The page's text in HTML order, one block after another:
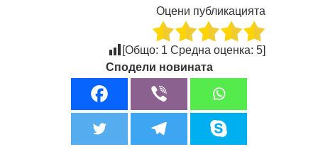
Оцени публикацията
[Общо: 1 Средна оценка: 5]
Сподели новината